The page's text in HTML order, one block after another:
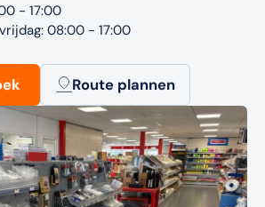
- 17:00
08:00 - 17:00
Route plannen